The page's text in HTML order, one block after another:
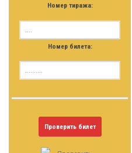
Номер тиража:
Номер билета:
Проверить билет